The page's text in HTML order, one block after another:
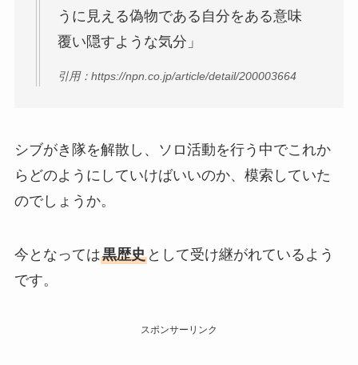
うに見える偽物である自分をある意味
覆い隠すような気分」
引用：https://npn.co.jp/article/detail/200003664
シブがき隊を解散し、ソロ活動を行う中でこれか
らどのようにしていけばいいのか、模索していた
のでしょうか。
今となっては黒歴史として受け継がれているよう
です。
スポンサーリンク